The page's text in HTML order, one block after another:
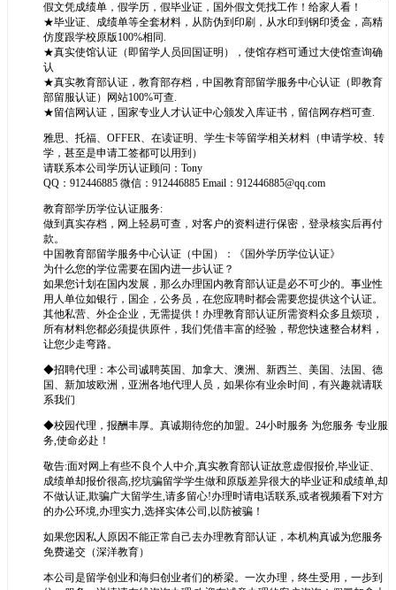
假文凭成绩单，假学历，假毕业证，国外假文凭找工作！给家人看！
★毕业证、成绩单等全套材料，从防伪到印刷，从水印到钢印烫金，高精
仿度跟学校原版100%相同.
★真实使馆认证（即留学人员回国证明），使馆存档可通过大使馆查询确
认
★真实教育部认证，教育部存档，中国教育部留学服务中心认证（即教育
部留服认证）网站100%可查.
★留信网认证，国家专业人才认证中心颁发入库证书，留信网存档可查.
雅思、托福、OFFER、在读证明、学生卡等留学相关材料（申请学校、转
学，甚至是申请工签都可以用到）
请联系本公司学历认证顾问：Tony
QQ：912446885 微信：912446885 Email：912446885@qq.com
教育部学历学位认证服务:
做到真实存档，网上轻易可查，对客户的资料进行保密，登录核实后再付
款。
中国教育部留学服务中心认证（中国）：《国外学历学位认证》
为什么您的学位需要在国内进一步认证？
如果您计划在国内发展，那么办理国内教育部认证是必不可少的。事业性
用人单位如银行，国企，公务员，在您应聘时都会需要您提供这个认证。
其他私营、外企企业，无需提供！办理教育部认证所需资料众多且烦琐，
所有材料您都必须提供原件，我们凭借丰富的经验，帮您快速整合材料，
让您少走弯路。
◆招聘代理：本公司诚聘英国、加拿大、澳洲、新西兰、美国、法国、德
国、新加坡欧洲，亚洲各地代理人员，如果你有业余时间，有兴趣就请联
系我们
◆校园代理，报酬丰厚。真诚期待您的加盟。24小时服务 为您服务 专业服
务,使命必赴！
敬告:面对网上有些不良个人中介,真实教育部认证故意虚假报价,毕业证、
成绩单却报价很高,挖坑骗留学学生做和原版差异很大的毕业证和成绩单,却
不做认证,欺骗广大留学生,请多留心!办理时请电话联系,或者视频看下对方
的办公环境,办理实力,选择实体公司,以防被骗！
如果您因私人原因不能正常自己去办理教育部认证，本机构真诚为您服务
免费递交（深洋教育）
本公司是留学创业和海归创业者们的桥梁。一次办理，终生受用，一步到